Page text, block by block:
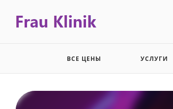
ВСЕ ЦЕНЫ УСЛУГИ